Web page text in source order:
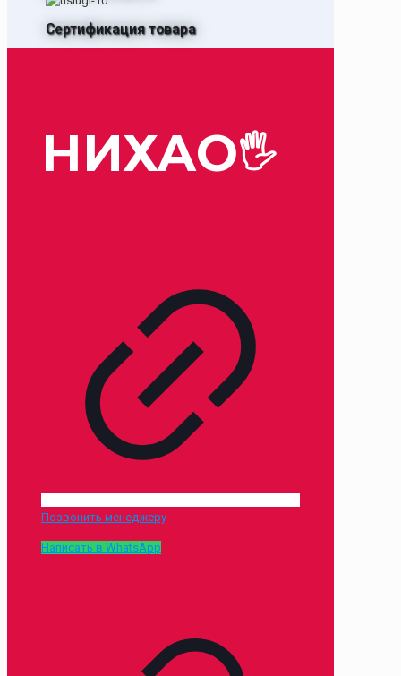
Сертификация товара
НИХАО🖐
Позвонить менеджеру
Написать в WhatsApp